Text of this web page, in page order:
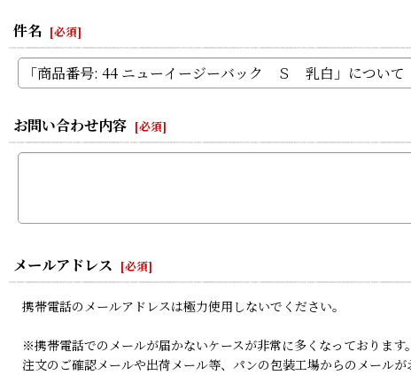
件名 [必須]
お問い合わせ内容 [必須]
メールアドレス [必須]
携帯電話のメールアドレスは極力使用しないでください。
※携帯電話でのメールが届かないケースが非常に多くなっておりま
注文のご確認メールや出荷メール等、パンの包装工場からのメールが